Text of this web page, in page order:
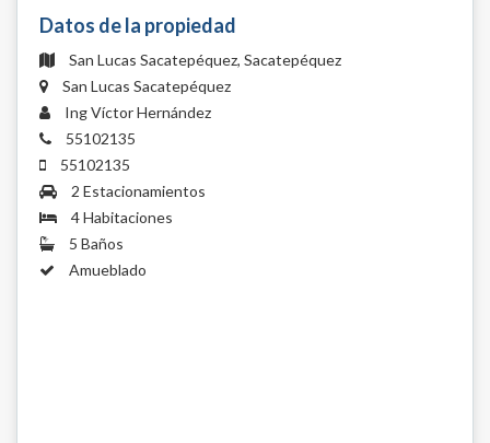
Datos de la propiedad
San Lucas Sacatepéquez, Sacatepéquez
San Lucas Sacatepéquez
Ing Víctor Hernández
55102135
55102135
2 Estacionamientos
4 Habitaciones
5 Baños
Amueblado